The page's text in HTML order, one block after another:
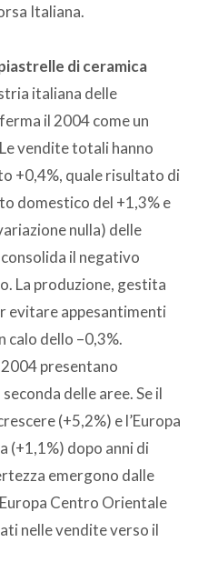
Italiana.
di ceramica
italiana delle
il 2004 come un
vendite totali hanno
+0,4%, quale risultato di
domestico del +1,3% e
nulla) delle
il negativo
La produzione, gestita
evitare appesantimenti
calo dello –0,3%.
presentano
delle aree. Se il
(+5,2%) e l’Europa
(+1,1%) dopo anni di
emergono dalle
Centro Orientale
nelle vendite verso il